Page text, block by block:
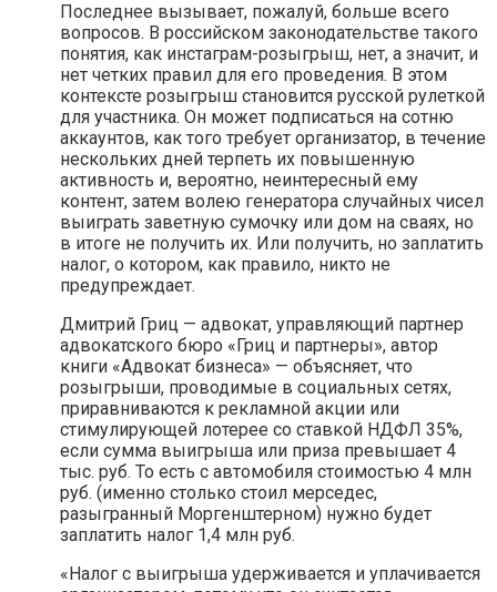
Последнее вызывает, пожалуй, больше всего
вопросов. В российском законодательстве такого
понятия, как инстаграм-розыгрыш, нет, а значит, и
нет четких правил для его проведения. В этом
контексте розыгрыш становится русской рулеткой
для участника. Он может подписаться на сотню
аккаунтов, как того требует организатор, в течение
нескольких дней терпеть их повышенную
активность и, вероятно, неинтересный ему
контент, затем волею генератора случайных чисел
выиграть заветную сумочку или дом на сваях, но
в итоге не получить их. Или получить, но заплатить
налог, о котором, как правило, никто не
предупреждает.
Дмитрий Гриц — адвокат, управляющий партнер
адвокатского бюро «Гриц и партнеры», автор
книги «Адвокат бизнеса» — объясняет, что
розыгрыши, проводимые в социальных сетях,
приравниваются к рекламной акции или
стимулирующей лотерее со ставкой НДФЛ 35%,
если сумма выигрыша или приза превышает 4
тыс. руб. То есть с автомобиля стоимостью 4 млн
руб. (именно столько стоил мерседес,
разыгранный Моргенштерном) нужно будет
заплатить налог 1,4 млн руб.
«Налог с выигрыша удерживается и уплачивается